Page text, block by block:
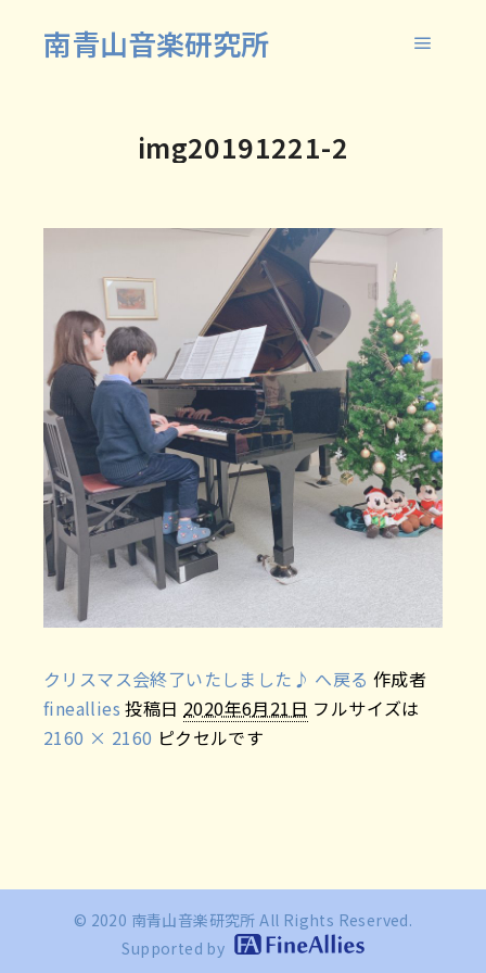
南青山音楽研究所
img20191221-2
クリスマス会終了いたしました♪ へ戻る 作成者
fineallies 投稿日 2020年6月21日 フルサイズは
2160 × 2160 ピクセルです
© 2020 南青山音楽研究所 All Rights Reserved.
Supported by